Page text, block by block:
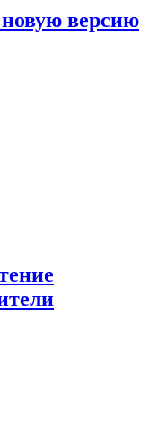
версию